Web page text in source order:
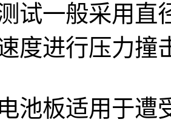
试一般采用直
度进行压力撞
板适用于遭